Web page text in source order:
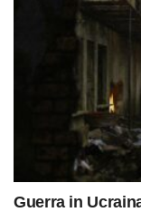
Guerra in